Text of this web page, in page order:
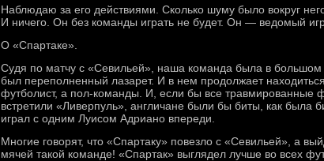
Наблюдаю за его действиями. Сколько шуму было вокруг
И ничего. Он без команды играть не будет. Он — ведомый
О «Спартаке».
Судя по матчу с «Севильей», наша команда была в
был переполненный лазарет. И в нем продолжает
футболист, а пол-команды. И, если бы все травмированные
встретили «Ливерпуль», англичане были бы биты, как была
играл с одним Луисом Адриано впереди.
Многие говорят, что «Спартаку» повезло с «Севильей», а
мячей такой команде! «Спартак» выглядел лучше во всех